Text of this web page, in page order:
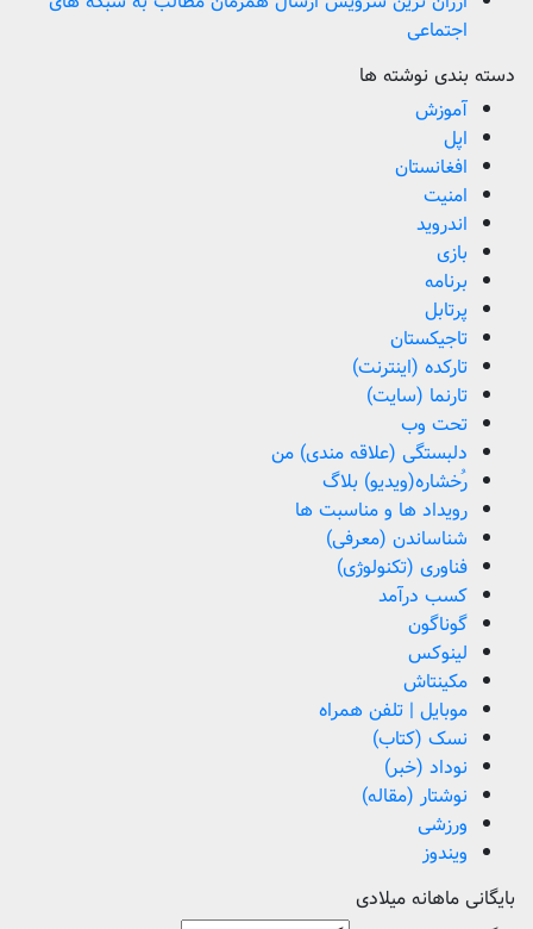
اجتماعی
دسته بندی نوشته ها
آموزش
اپل
افغانستان
امنیت
اندروید
بازی
برنامه
پرتابل
تاجیکستان
تارکده (اینترنت)
تارنما (سایت)
تحت وب
دلبستگی (علاقه مندی) من
رُخشاره(ویدیو) بلاگ
رویداد ها و مناسبت ها
شناساندن (معرفی)
فناوری (تکنولوژی)
کسب درآمد
گوناگون
لینوکس
مکینتاش
موبایل | تلفن همراه
نسک (کتاب)
نوداد (خبر)
نوشتار (مقاله)
ورزشی
ویندوز
بایگانی ماهانه میلادی